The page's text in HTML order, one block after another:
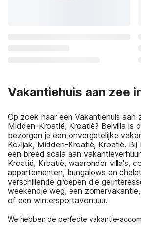
Vakantiehuis aan zee
Op zoek naar een Vakantiehuis aan
Midden-Kroatië, Kroatië? Belvilla is
bezorgen je een onvergetelijke
Kožljak, Midden-Kroatië, Kroatië. Bij
een breed scala aan
Kroatië, Kroatië, waaronder villa's,
appartementen, bungalows en
verschillende groepen die
weekendje weg, een
of een wintersportavontuur.
We hebben de perfecte vakantie-